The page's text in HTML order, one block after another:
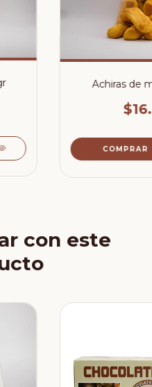
Achiras de
con este